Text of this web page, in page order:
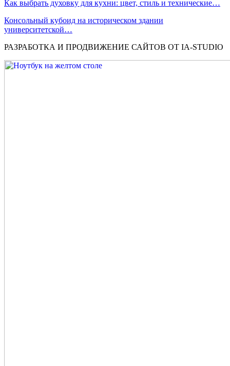
Как выбрать духовку для кухни: цвет, стиль и технические…
Консольный кубоид на историческом здании
университетской…
РАЗРАБОТКА И ПРОДВИЖЕНИЕ САЙТОВ ОТ IA-STUDIO